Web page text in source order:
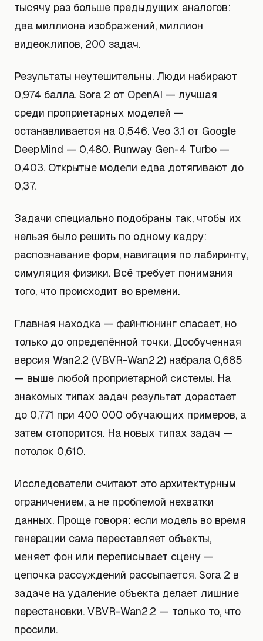
тысячу раз больше предыдущих аналогов:
два миллиона изображений, миллион
видеоклипов, 200 задач.
Результаты неутешительны. Люди набирают
0,974 балла. Sora 2 от OpenAI — лучшая
среди проприетарных моделей —
останавливается на 0,546. Veo 3.1 от Google
DeepMind — 0,480. Runway Gen-4 Turbo —
0,403. Открытые модели едва дотягивают до
0,37.
Задачи специально подобраны так, чтобы их
нельзя было решить по одному кадру:
распознавание форм, навигация по лабиринту,
симуляция физики. Всё требует понимания
того, что происходит во времени.
Главная находка — файнтюнинг спасает, но
только до определённой точки. Дообученная
версия Wan2.2 (VBVR-Wan2.2) набрала 0,685
— выше любой проприетарной системы. На
знакомых типах задач результат дорастает
до 0,771 при 400 000 обучающих примеров, а
затем стопорится. На новых типах задач —
потолок 0,610.
Исследователи считают это архитектурным
ограничением, а не проблемой нехватки
данных. Проще говоря: если модель во время
генерации сама переставляет объекты,
меняет фон или переписывает сцену —
цепочка рассуждений рассыпается. Sora 2 в
задаче на удаление объекта делает лишние
перестановки. VBVR-Wan2.2 — только то, что
просили.